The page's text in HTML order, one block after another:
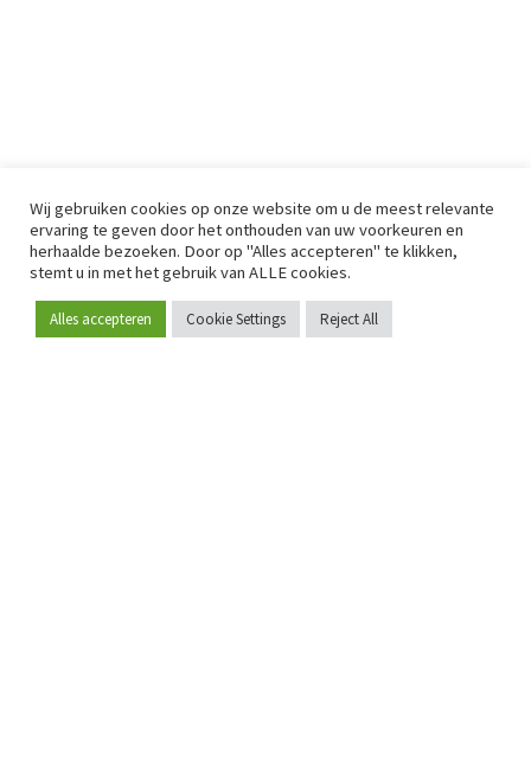
Word lid
Wij gebruiken cookies op onze website om u de meest relevante
ervaring te geven door het onthouden van uw voorkeuren en
herhaalde bezoeken. Door op "Alles accepteren" te klikken,
stemt u in met het gebruik van ALLE cookies.
Alles accepteren Cookie Settings Reject All